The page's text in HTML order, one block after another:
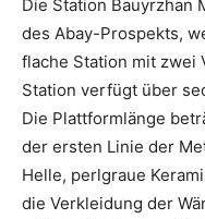
Die Station Bauyrzhan
des Abay-Prospekts,
flache Station mit zwei
Station verfügt über
Die Plattformlänge
der ersten Linie der
Helle, perlgraue
die Verkleidung der